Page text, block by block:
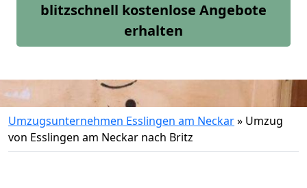
blitzschnell kostenlose Angebote
erhalten
Umzugsunternehmen Esslingen am Neckar» Umzug
von Esslingen am Neckar nach Britz